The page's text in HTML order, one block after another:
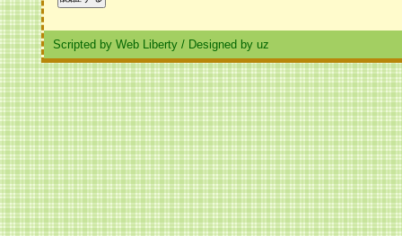
Scripted by Web Liberty / Designed by uz